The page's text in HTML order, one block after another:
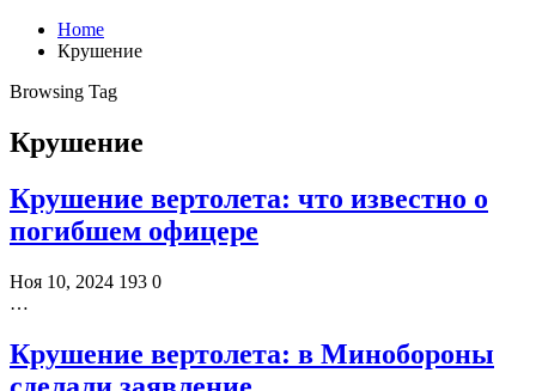
Home
Крушение
Browsing Tag
Крушение
Крушение вертолета: что известно о
погибшем офицере
Ноя 10, 2024 193 0
…
Крушение вертолета: в Минобороны